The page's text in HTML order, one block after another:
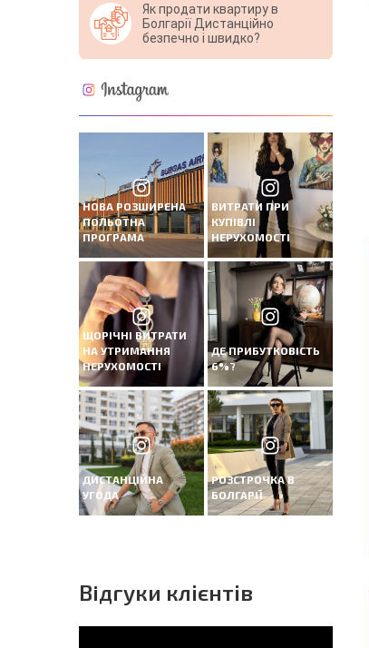
Як продати квартиру в
Болгарії Дистанційно
безпечно і швидко?
НОВА РОЗШИРЕНА
ПОЛЬОТНА
ПРОГРАМА
ВИТРАТИ ПРИ
КУПІВЛІ
НЕРУХОМОСТІ
ЩОРІЧНІ ВИТРАТИ
НА УТРИМАННЯ
НЕРУХОМОСТІ
ДЕ ПРИБУТКОВІСТЬ
6%?
ДИСТАНЦІЙНА
УГОДА
РОЗСТРОЧКА В
БОЛГАРІЇ
Вiдгуки клієнтів